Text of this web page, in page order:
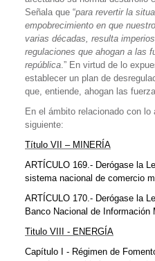
Señala que “para revertir la
empobrecimiento en que
varias décadas, resulta
regulaciones que ahogan a las
república .” En virtud de lo
establecer un plan de
que, entiende, ahogan las
En el ámbito relacionado con
siguiente:
Título VII – MINERÍA
ARTÍCULO 169.- Derógase la
sistema nacional de comercio
ARTÍCULO 170.- Derógase la
Banco Nacional de Información
Titulo VIII - ENERGÍA
Capítulo I - Régimen de